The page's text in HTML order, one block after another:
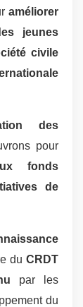
améliorer
jeunes
civile
des
pour
fonds
de
du CRDT
par les
du